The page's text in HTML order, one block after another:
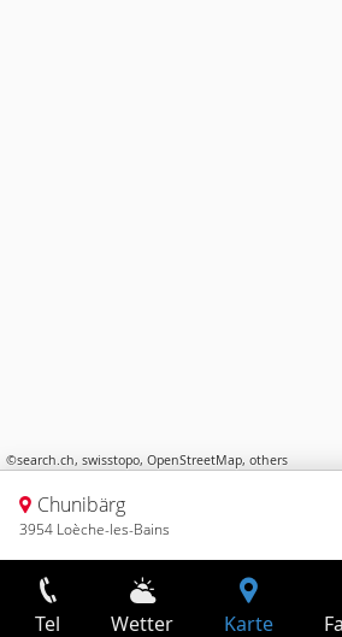
©search.ch, swisstopo, OpenStreetMap, others
Chunibärg
3954 Loèche-les-Bains
Tel Wetter Karte